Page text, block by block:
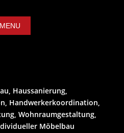
Haussanierung,
Handwerkerkoordination,
Wohnraumgestaltung,
Möbelbau